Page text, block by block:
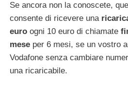
Se ancora non la conoscete,
consente di ricevere una
euro ogni 10 euro di chiamate
mese per 6 mesi, se un vostro
Vodafone senza cambiare
una ricaricabile.